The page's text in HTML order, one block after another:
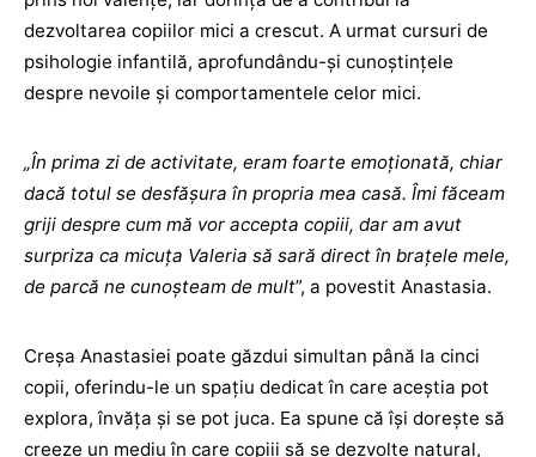
dezvoltarea copiilor mici a crescut. A urmat cursuri de
psihologie infantilă, aprofundându-și cunoștințele
despre nevoile și comportamentele celor mici.
„În prima zi de activitate, eram foarte emoționată, chiar
dacă totul se desfășura în propria mea casă. Îmi făceam
griji despre cum mă vor accepta copiii, dar am avut
surpriza ca micuța Valeria să sară direct în brațele mele,
de parcă ne cunoșteam de mult”, a povestit Anastasia.
Creșa Anastasiei poate găzdui simultan până la cinci
copii, oferindu-le un spațiu dedicat în care aceștia pot
explora, învăța și se pot juca. Ea spune că își dorește să
creeze un mediu în care copiii să se dezvolte natural,